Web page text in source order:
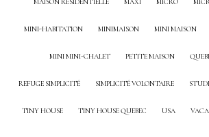
MAISON RÉSIDENTIELLE MAXI MICRO
MINI-HABITATION MINIMAISON MINI MAISON
MINI MINI-CHALET PETITE MAISON
REFUGE SIMPLICITÉ SIMPLICITÉ VOLONTAIRE
TINY HOUSE TINY HOUSE QUEBEC USA